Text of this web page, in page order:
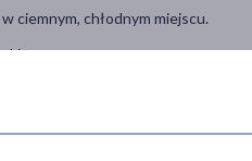
ciemnym, chłodnym miejscu.